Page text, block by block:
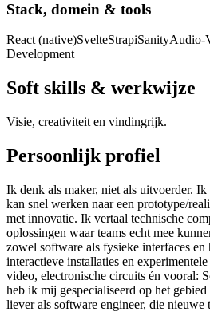
Stack, domein & tools
React (native)SvelteStrapiSanityAudio-
Development
Soft skills & werkwijze
Visie, creativiteit en vindingrijk.
Persoonlijk profiel
Ik denk als maker, niet als uitvoerder.
kan snel werken naar een prototype/
met innovatie. Ik vertaal technische
oplossingen waar teams echt mee
zowel software als fysieke interfaces
interactieve installaties en
video, electronische circuits én vooral:
heb ik mij gespecialiseerd op het
liever als software engineer, die nieuwe